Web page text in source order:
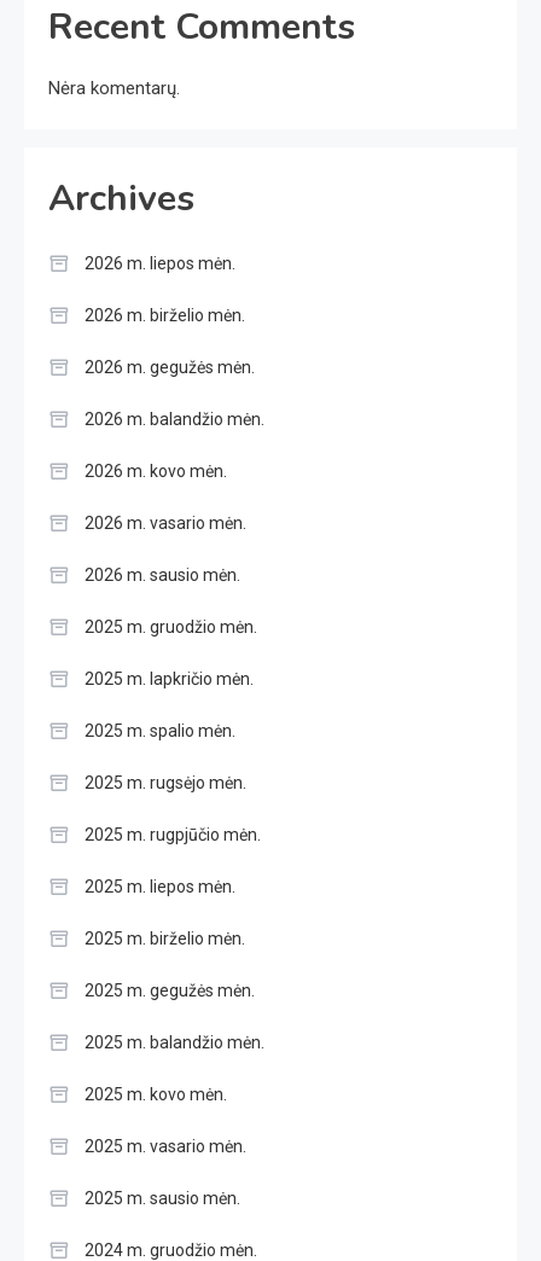
Recent Comments
Nėra komentarų.
Archives
2026 m. liepos mėn.
2026 m. birželio mėn.
2026 m. gegužės mėn.
2026 m. balandžio mėn.
2026 m. kovo mėn.
2026 m. vasario mėn.
2026 m. sausio mėn.
2025 m. gruodžio mėn.
2025 m. lapkričio mėn.
2025 m. spalio mėn.
2025 m. rugsėjo mėn.
2025 m. rugpjūčio mėn.
2025 m. liepos mėn.
2025 m. birželio mėn.
2025 m. gegužės mėn.
2025 m. balandžio mėn.
2025 m. kovo mėn.
2025 m. vasario mėn.
2025 m. sausio mėn.
2024 m. gruodžio mėn.